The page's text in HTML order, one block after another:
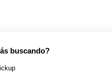
buscando?